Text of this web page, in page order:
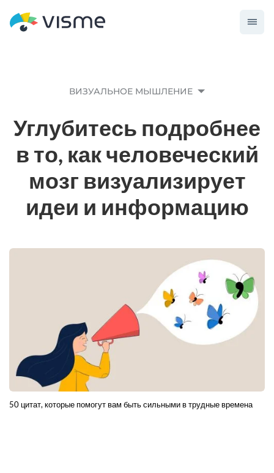
ВИЗУАЛЬНОЕ МЫШЛЕНИЕ
Углубитесь подробнее
в то, как человеческий
мозг визуализирует
идеи и информацию
50 цитат, которые помогут вам быть сильными в трудные времена